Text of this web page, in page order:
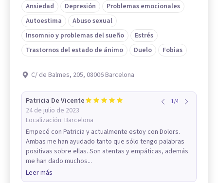
Ansiedad Depresión
Problemas emocionales
Autoestima
Abuso sexual
Insomnio y problemas del sueño
Estrés
Trastornos del estado de ánimo
Duelo Fobias
C/ de Balmes, 205, 08006 Barcelona
Patricia De Vicente
24 de julio de 2023
Localización: Barcelona
1/4
Empecé con Patricia y actualmente estoy con Dolors.
Ambas me han ayudado tanto que sólo tengo palabras
positivas sobre ellas. Son atentas y empáticas, además
me han dado muchos...
Leer más